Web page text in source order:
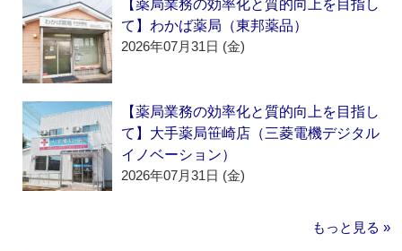
【薬局業務の効率化と質的向上を目指し
て】わかば薬局（東邦薬品）
2026年07月31日 (金)
【薬局業務の効率化と質的向上を目指し
て】大手薬局笹崎店（三菱電機デジタル
イノベーション）
2026年07月31日 (金)
もっと見る »